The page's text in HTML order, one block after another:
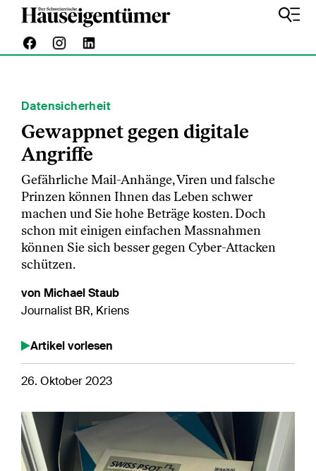
Datensicherheit
Gewappnet gegen digitale
Angriffe
Gefährliche Mail-Anhänge, Viren und falsche
Prinzen können Ihnen das Leben schwer
machen und Sie hohe Beträge kosten. Doch
schon mit einigen einfachen Massnahmen
können Sie sich besser gegen Cyber-Attacken
schützen.
von Michael Staub
Journalist BR, Kriens
Artikel vorlesen
26. Oktober 2023